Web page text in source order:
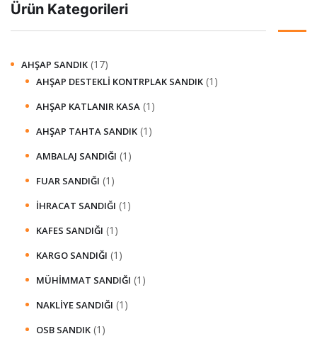
Ürün Kategorileri
AHŞAP SANDIK (17)
AHŞAP DESTEKLI KONTRPLAK SANDIK (1)
AHŞAP KATLANIR KASA (1)
AHŞAP TAHTA SANDIK (1)
AMBALAJ SANDIĞI (1)
FUAR SANDIĞI (1)
İHRACAT SANDIĞI (1)
KAFES SANDIĞI (1)
KARGO SANDIĞI (1)
MÜHIMMAT SANDIĞI (1)
NAKLIYE SANDIĞI (1)
OSB SANDIK (1)